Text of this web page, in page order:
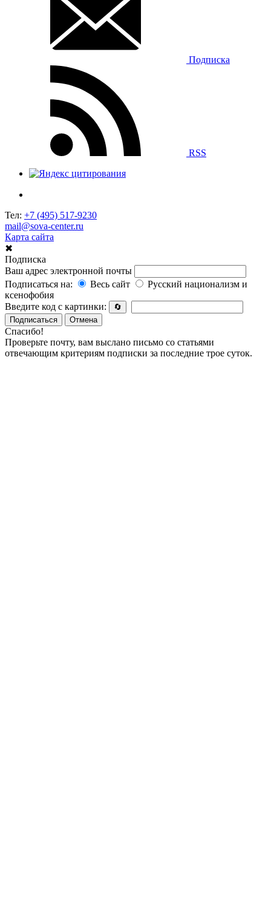
Подписка
RSS
Тел: +7 (495) 517-9230
mail@sova-center.ru
Карта сайта
✖
Подписка
Ваш адрес электронной почты
Подписаться на:
Весь сайт
Русский национализм и
ксенофобия
Введите код с картинки:
🔄
Подписаться
Отмена
Спасибо!
Проверьте почту, вам выслано письмо со статьями
отвечающим критериям подписки за последние трое суток.